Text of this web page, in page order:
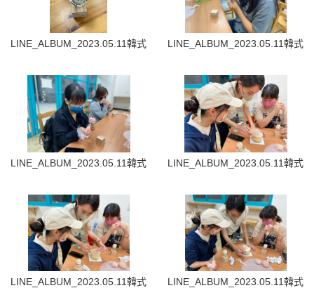
LINE_ALBUM_2023.05.11韓式裱花蛋糕_230512_20
LINE_ALBUM_2023.05.11韓式
LINE_ALBUM_2023.05.11韓式裱花蛋糕_230512_22
LINE_ALBUM_2023.05.11韓式
LINE_ALBUM_2023.05.11韓式裱花蛋糕_230512_24
LINE_ALBUM_2023.05.11韓式